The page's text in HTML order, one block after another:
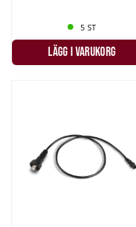
5 ST
LÄGG I VARUKORG